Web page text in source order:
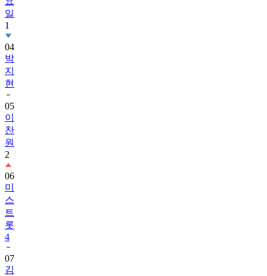
일
1
04
박
지
현
05
이
찬
원
2
06
미
스
트
롯
4
07
김